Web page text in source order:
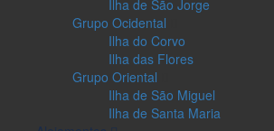
Ilha de São Jorge
Grupo Ocidental
Ilha do Corvo
Ilha das Flores
Grupo Oriental
Ilha de São Miguel
Ilha de Santa Maria